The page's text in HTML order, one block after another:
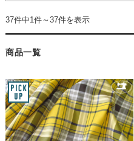
37件中1件～37件を表示
商品一覧